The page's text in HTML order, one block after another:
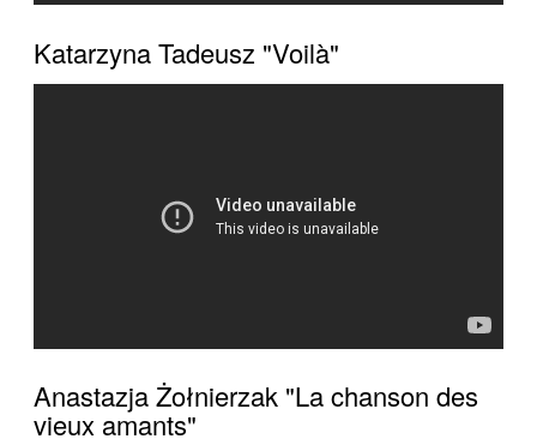
Katarzyna Tadeusz "Voilà"
Anastazja Żołnierzak "La chanson des
vieux amants"